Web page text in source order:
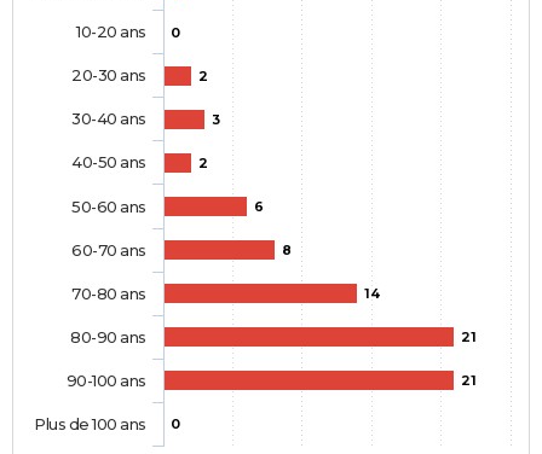
0
2
3
2
6
8
14
21
21
0
10-20 ans
20-30 ans
30-40 ans
40-50 ans
50-60 ans
60-70 ans
70-80 ans
80-90 ans
90-100 ans
Plus de 100 ans